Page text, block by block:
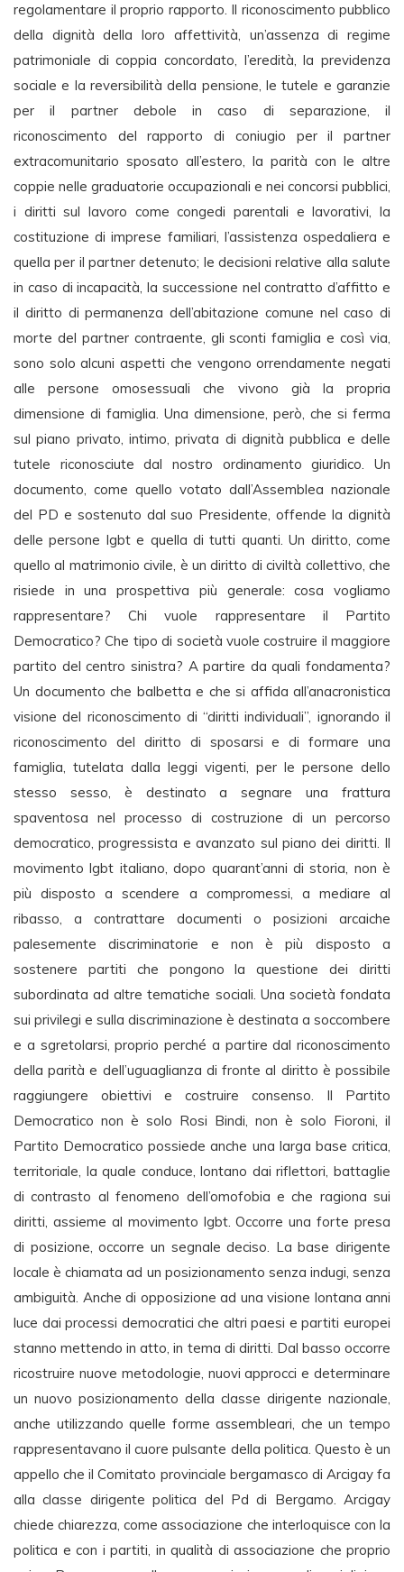
regolamentare il proprio rapporto. Il riconoscimento pubblico
della dignità della loro affettività, un’assenza di regime
patrimoniale di coppia concordato, l’eredità, la previdenza
sociale e la reversibilità della pensione, le tutele e garanzie
per il partner debole in caso di separazione, il
riconoscimento del rapporto di coniugio per il partner
extracomunitario sposato all’estero, la parità con le altre
coppie nelle graduatorie occupazionali e nei concorsi pubblici,
i diritti sul lavoro come congedi parentali e lavorativi, la
costituzione di imprese familiari, l’assistenza ospedaliera e
quella per il partner detenuto; le decisioni relative alla salute
in caso di incapacità, la successione nel contratto d’affitto e
il diritto di permanenza dell’abitazione comune nel caso di
morte del partner contraente, gli sconti famiglia e così via,
sono solo alcuni aspetti che vengono orrendamente negati
alle persone omosessuali che vivono già la propria
dimensione di famiglia. Una dimensione, però, che si ferma
sul piano privato, intimo, privata di dignità pubblica e delle
tutele riconosciute dal nostro ordinamento giuridico. Un
documento, come quello votato dall’Assemblea nazionale
del PD e sostenuto dal suo Presidente, offende la dignità
delle persone lgbt e quella di tutti quanti. Un diritto, come
quello al matrimonio civile, è un diritto di civiltà collettivo, che
risiede in una prospettiva più generale: cosa vogliamo
rappresentare? Chi vuole rappresentare il Partito
Democratico? Che tipo di società vuole costruire il maggiore
partito del centro sinistra? A partire da quali fondamenta?
Un documento che balbetta e che si affida all’anacronistica
visione del riconoscimento di “diritti individuali”, ignorando il
riconoscimento del diritto di sposarsi e di formare una
famiglia, tutelata dalla leggi vigenti, per le persone dello
stesso sesso, è destinato a segnare una frattura
spaventosa nel processo di costruzione di un percorso
democratico, progressista e avanzato sul piano dei diritti. Il
movimento lgbt italiano, dopo quarant’anni di storia, non è
più disposto a scendere a compromessi, a mediare al
ribasso, a contrattare documenti o posizioni arcaiche
palesemente discriminatorie e non è più disposto a
sostenere partiti che pongono la questione dei diritti
subordinata ad altre tematiche sociali. Una società fondata
sui privilegi e sulla discriminazione è destinata a soccombere
e a sgretolarsi, proprio perché a partire dal riconoscimento
della parità e dell’uguaglianza di fronte al diritto è possibile
raggiungere obiettivi e costruire consenso. Il Partito
Democratico non è solo Rosi Bindi, non è solo Fioroni, il
Partito Democratico possiede anche una larga base critica,
territoriale, la quale conduce, lontano dai riflettori, battaglie
di contrasto al fenomeno dell’omofobia e che ragiona sui
diritti, assieme al movimento lgbt. Occorre una forte presa
di posizione, occorre un segnale deciso. La base dirigente
locale è chiamata ad un posizionamento senza indugi, senza
ambiguità. Anche di opposizione ad una visione lontana anni
luce dai processi democratici che altri paesi e partiti europei
stanno mettendo in atto, in tema di diritti. Dal basso occorre
ricostruire nuove metodologie, nuovi approcci e determinare
un nuovo posizionamento della classe dirigente nazionale,
anche utilizzando quelle forme assembleari, che un tempo
rappresentavano il cuore pulsante della politica. Questo è un
appello che il Comitato provinciale bergamasco di Arcigay fa
alla classe dirigente politica del Pd di Bergamo. Arcigay
chiede chiarezza, come associazione che interloquisce con la
politica e con i partiti, in qualità di associazione che proprio